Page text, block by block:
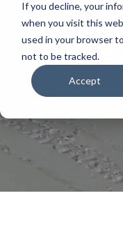
If you decline, your
when you visit this
used in your browser
not to be tracked.
Accept